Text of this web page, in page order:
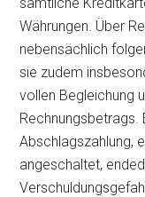
Währungen. Über
nebensächlich
sie zudem
vollen Begleichung
Rechnungsbetrags.
Abschlagszahlung,
angeschaltet,